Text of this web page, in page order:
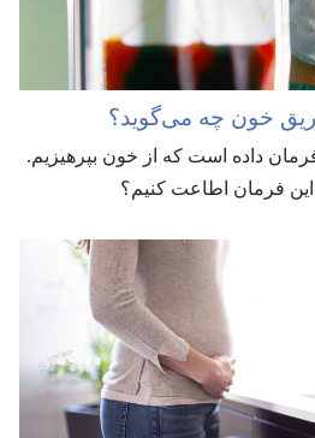
خون چه می‌گوید؟‏
داده است که از خون بپرهیزیم.‏
فرمان اطاعت کنیم؟‏